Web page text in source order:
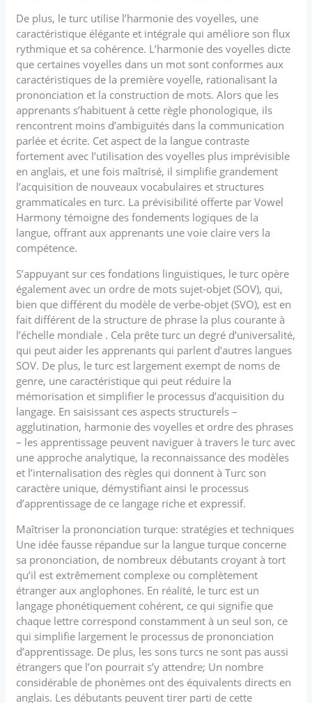
De plus, le turc utilise l’harmonie des voyelles, une
caractéristique élégante et intégrale qui améliore son flux
rythmique et sa cohérence. L’harmonie des voyelles dicte
que certaines voyelles dans un mot sont conformes aux
caractéristiques de la première voyelle, rationalisant la
prononciation et la construction de mots. Alors que les
apprenants s’habituent à cette règle phonologique, ils
rencontrent moins d’ambiguïtés dans la communication
parlée et écrite. Cet aspect de la langue contraste
fortement avec l’utilisation des voyelles plus imprévisible
en anglais, et une fois maîtrisé, il simplifie grandement
l’acquisition de nouveaux vocabulaires et structures
grammaticales en turc. La prévisibilité offerte par Vowel
Harmony témoigne des fondements logiques de la
langue, offrant aux apprenants une voie claire vers la
compétence.
S’appuyant sur ces fondations linguistiques, le turc opère
également avec un ordre de mots sujet-objet (SOV), qui,
bien que différent du modèle de verbe-objet (SVO), est en
fait différent de la structure de phrase la plus courante à
l’échelle mondiale . Cela prête turc un degré d’universalité,
qui peut aider les apprenants qui parlent d’autres langues
SOV. De plus, le turc est largement exempt de noms de
genre, une caractéristique qui peut réduire la
mémorisation et simplifier le processus d’acquisition du
langage. En saisissant ces aspects structurels –
agglutination, harmonie des voyelles et ordre des phrases
– les apprentissage peuvent naviguer à travers le turc avec
une approche analytique, la reconnaissance des modèles
et l’internalisation des règles qui donnent à Turc son
caractère unique, démystifiant ainsi le processus
d’apprentissage de ce langage riche et expressif.
Maîtriser la prononciation turque: stratégies et techniques
Une idée fausse répandue sur la langue turque concerne
sa prononciation, de nombreux débutants croyant à tort
qu’il est extrêmement complexe ou complètement
étranger aux anglophones. En réalité, le turc est un
langage phonétiquement cohérent, ce qui signifie que
chaque lettre correspond constamment à un seul son, ce
qui simplifie largement le processus de prononciation
d’apprentissage. De plus, les sons turcs ne sont pas aussi
étrangers que l’on pourrait s’y attendre; Un nombre
considérable de phonèmes ont des équivalents directs en
anglais. Les débutants peuvent tirer parti de cette